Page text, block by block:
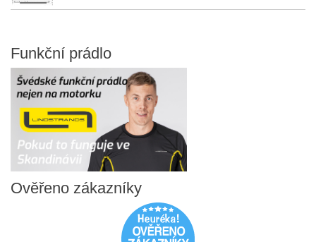
Funkční prádlo
Ověřeno zákazníky